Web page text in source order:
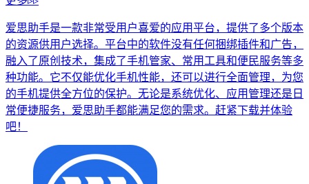
爱思助手是一款非常受用户喜爱的应用平台，提供了多个版本
的资源供用户选择。平台中的软件没有任何捆绑插件和广告，
融入了原创技术，集成了手机管家、常用工具和便民服务等多
种功能。它不仅能优化手机性能，还可以进行全面管理，为您
的手机提供全方位的保护。无论是系统优化、应用管理还是日
常便捷服务，爱思助手都能满足您的需求。赶紧下载并体验
吧！